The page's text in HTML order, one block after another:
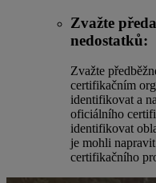
Zvažte
nedostatků:
Zvažte
certifikačním
identifikovat a
oficiálního
identifikovat
je mohli
certifikačního